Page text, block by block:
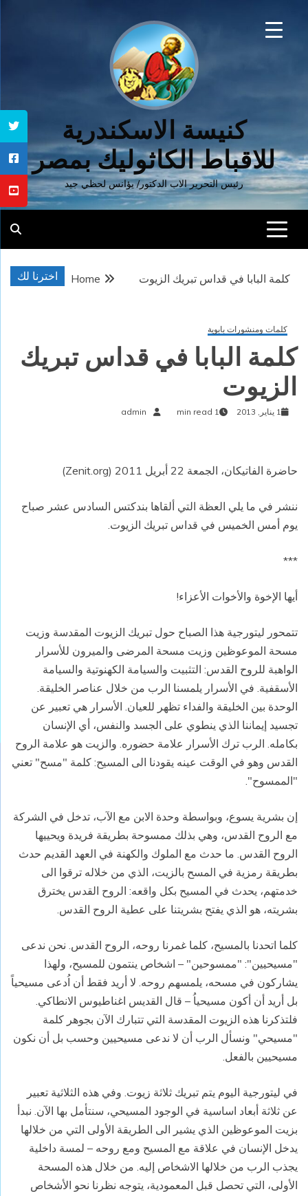
كنيسة الاسكندرية
للاقباط الكاثوليك بمصر
رئيس التحرير الاب الدكتور/ يؤانس لحظي جيد
اخترنا لك Home كلمة البابا في قداس تبريك الزيوت
كلمات ومنشورات بابوية
كلمة البابا في قداس تبريك
الزيوت
1 يناير, 2013 1 min read
admin
حاضرة الفاتيكان، الجمعة 22 أبريل 2011 (Zenit.org)
ننشر في ما يلي العظة التي ألقاها بندكتس السادس عشر صباح
يوم أمس الخميس في قداس تبريك الزيوت.
***
أيها الإخوة والأخوات الأعزاء!
تتمحور ليتورجية هذا الصباح حول تبريك الزيوت المقدسة وزيت
مسحة الموعوظين وزيت مسحة المرضى والميرون للأسرار
الواهبة للروح القدس: التثبيت والسيامة الكهنوتية والسيامة
الأسقفية. في الأسرار يلمسنا الرب من خلال عناصر الخليقة.
الوحدة بين الخليقة والفداء تظهر للعيان. الأسرار هي تعبير عن
تجسيد إيماننا الذي ينطوي على الجسد والنفس، أي الإنسان
بكامله. الرب ترك الأسرار علامة حضوره. والزيت هو علامة الروح
القدس وهو في الوقت عينه يقودنا الى المسيح: كلمة "مسح" تعني
"الممسوح".
إن بشرية يسوع، وبواسطة وحدة الابن مع الآب، تدخل في الشركة
مع الروح القدس، وهي بذلك ممسوحة بطريقة فريدة ويحييها
الروح القدس. ما حدث مع الملوك والكهنة في العهد القديم حدث
بطريقة رمزية في المسح بالزيت، الذي من خلاله ترقوا الى
خدمتهم، يحدث في المسيح بكل واقعه: الروح القدس يخترق
بشريته، هو الذي يفتح بشريتنا على عطية الروح القدس.
كلما اتحدنا بالمسيح، كلما غمرنا روحه، الروح القدس. نحن ندعى
"مسيحيين": "ممسوحين" – اشخاص ينتمون للمسيح، ولهذا
يشاركون في مسحه، يلمسهم روحه. لا أريد فقط أن اُدعى مسيحياً
بل أريد أن أكون مسيحياُ – قال القديس اغناطيوس الانطاكي.
فلتذكرنا هذه الزيوت المقدسة التي تتبارك الآن بجوهر كلمة
"مسيحي" ونسأل الرب أن لا ندعى مسيحيين وحسب بل أن نكون
مسيحيين بالفعل.
في ليتورجية اليوم يتم تبريك ثلاثة زيوت. وفي هذه الثلاثية تعبير
عن ثلاثة أبعاد اساسية في الوجود المسيحي، سنتأمل بها الآن. نبدأ
بزيت الموعوظين الذي يشير الى الطريقة الأولى التي من خلالها
يدخل الإنسان في علاقة مع المسيح ومع روحه – لمسة داخلية
يجذب الرب من خلالها الاشخاص إليه. من خلال هذه المسحة
الأولى، التي تحصل قبل المعمودية، يتوجه نظرنا نحو الأشخاص